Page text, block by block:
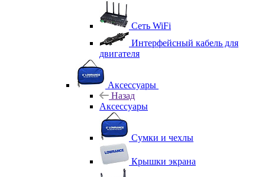
Сеть WiFi
Интерфейсный кабель для
двигателя
Аксессуары
Назад
Аксессуары
Сумки и чехлы
Крышки экрана